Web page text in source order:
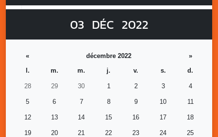
03 DÉC 2022
« décembre 2022
»
l.
m. m. j. v. s. d.
28 29 30 1 2 3 4
5 6 7 8 9 10 11
12 13 14 15 16 17 18
19 20 21 22 23 24 25